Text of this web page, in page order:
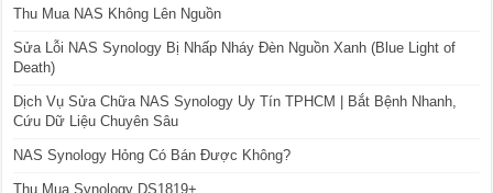
Thu Mua NAS Không Lên Nguồn
Sửa Lỗi NAS Synology Bị Nhấp Nháy Đèn Nguồn Xanh (Blue Light of
Death)
Dịch Vụ Sửa Chữa NAS Synology Uy Tín TPHCM | Bắt Bệnh Nhanh,
Cứu Dữ Liệu Chuyên Sâu
NAS Synology Hỏng Có Bán Được Không?
Thu Mua Synology DS1819+